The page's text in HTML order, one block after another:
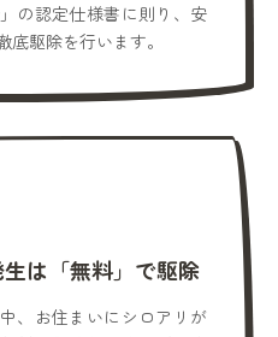
の認定仕様書に則り、安
駆除を行います。
は「無料」で駆除
、お住まいにシロアリが